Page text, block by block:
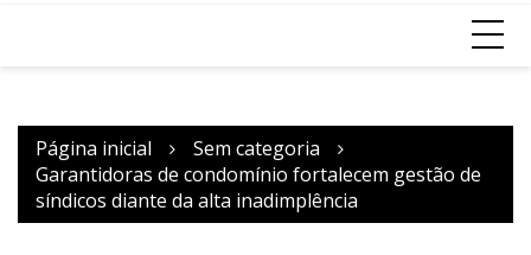
Página inicial
Sem categoria
Garantidoras de condomínio fortalecem gestão de
síndicos diante da alta inadimplência